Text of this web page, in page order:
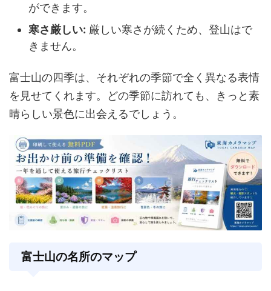
ができます。
寒さ厳しい: 厳しい寒さが続くため、登山はで
きません。
富士山の四季は、それぞれの季節で全く異なる表情
を見せてくれます。どの季節に訪れても、きっと素
晴らしい景色に出会えるでしょう。
富士山の名所のマップ